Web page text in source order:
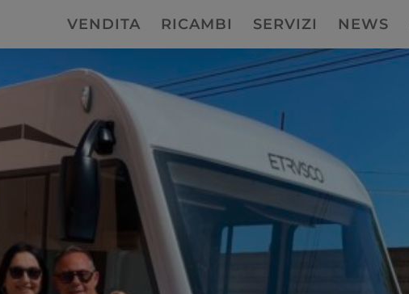
VENDITA RICAMBI SERVIZI NEWS